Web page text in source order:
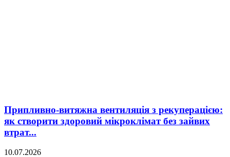
Припливно-витяжна вентиляція з рекуперацією:
як створити здоровий мікроклімат без зайвих
втрат...
10.07.2026